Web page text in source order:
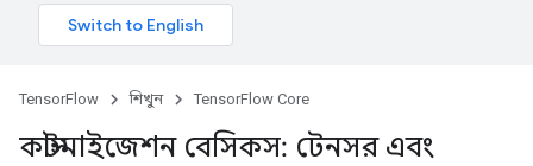
TensorFlow শিখুন TensorFlow Core
কাস্টমাইজেশন বেসিকস: টেনসর এবং